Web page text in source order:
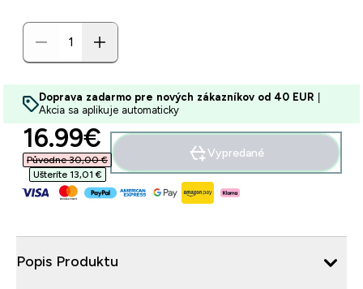
Doprava zadarmo pre nových zákazníkov od 40 EUR
Akcia sa aplikuje automaticky
discounted price
16.99€‎
Původne 30,00 €‎
Ušteríte 13,01 €‎
Vypredané
Popis Produktu